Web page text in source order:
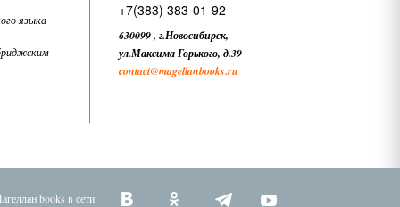
языка
+7(383) 383-01-92
630099, г.Новосибирск,
ул.Максима Горького, д.39
contact@magellanbooks.ru
books в сети: